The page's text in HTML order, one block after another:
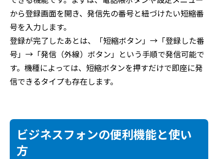
から登録画面を開き、発信先の番号と紐づけたい短縮番
号を入力します。
登録が完了したあとは、「短縮ボタン」→「登録した番
号」→「発信（外線）ボタン」という手順で発信可能で
す。機種によっては、短縮ボタンを押すだけで即座に発
信できるタイプも存在します。
ビジネスフォンの便利機能と使い
方